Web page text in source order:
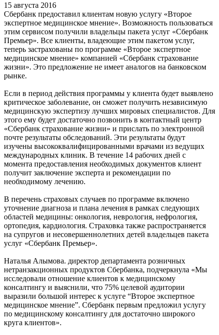
15 августа 2016
Сбербанк предоставил клиентам новую услугу «Второе
экспертное медицинское мнение». Возможность пользоваться
этим сервисом получили владельцы пакета услуг «Сбербанк
Премьер». Все клиенты, владеющие этим пакетом услуг,
теперь застрахованы по программе «Второе экспертное
медицинское мнение» компанией «Сбербанк страхование
жизни». Это предложение не имеет аналогов на банковском
рынке.
Если в период действия программы у клиента будет выявлено
критическое заболевание, он сможет получить независимую
медицинскую экспертизу лучших мировых специалистов. Для
этого ему будет достаточно позвонить в контактный центр
«Сбербанк страхование жизни» и прислать по электронной
почте результаты обследований. Эти результаты будут
изучены высококвалифицированными врачами из ведущих
международных клиник. В течение 14 рабочих дней с
момента предоставления необходимых документов клиент
получит заключение эксперта и рекомендации по
необходимому лечению.
В перечень страховых случаев по программе включено
уточнение диагноза и плана лечения в рамках следующих
областей медицины: онкология, неврология, нефрология,
ортопедия, кардиология. Страховка также распространяется
на супругов и несовершеннолетних детей владельцев пакета
услуг «Сбербанк Премьер».
Наталья Алымова. директор департамента розничных
нетранзакционных продуктов Сбербанка, подчеркнула «Мы
исследовали отношение клиентов к медицинскому
консалтингу и выяснили, что 75% целевой аудитории
выразили большой интерес к услуге “Второе экспертное
медицинское мнение”. Сбербанк первым предложил услугу
по медицинскому консалтингу для достаточно широкого
круга клиентов».